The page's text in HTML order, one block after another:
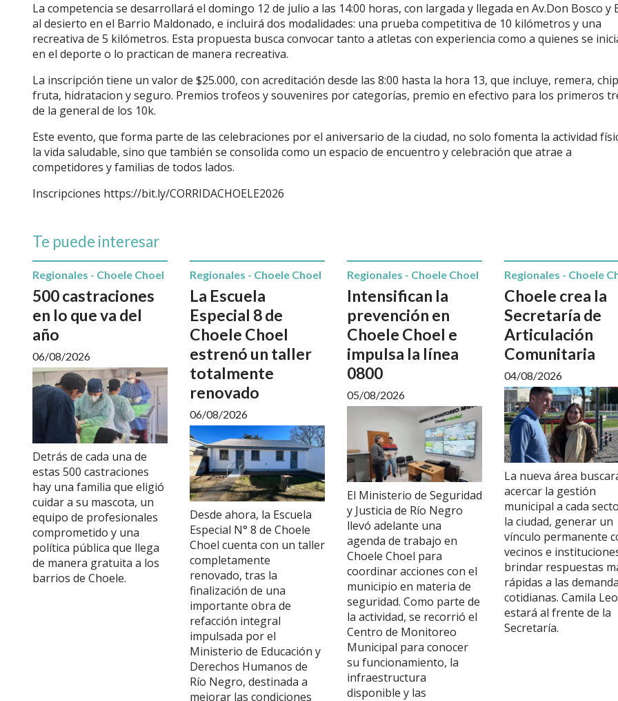
La competencia se desarrollará el domingo 12 de julio a las 14:00 horas, con largada y llegada en Av.Don Bosco y
al desierto en el Barrio Maldonado, e incluirá dos modalidades: una prueba competitiva de 10 kilómetros y una
recreativa de 5 kilómetros. Esta propuesta busca convocar tanto a atletas con experiencia como a quienes se
en el deporte o lo practican de manera recreativa.
La inscripción tiene un valor de $25.000, con acreditación desde las 8:00 hasta la hora 13, que incluye, remera,
fruta, hidratacion y seguro. Premios trofeos y souvenires por categorías, premio en efectivo para los primeros
de la general de los 10k.
Este evento, que forma parte de las celebraciones por el aniversario de la ciudad, no solo fomenta la actividad
la vida saludable, sino que también se consolida como un espacio de encuentro y celebración que atrae a
competidores y familias de todos lados.
Inscripciones https://bit.ly/CORRIDACHOELE2026
Te puede interesar
500 castraciones
en lo que va del
año
Regionales - Choele Choel
06/08/2026
Detrás de cada una de
estas 500 castraciones
hay una familia que eligió
cuidar a su mascota, un
equipo de profesionales
comprometido y una
política pública que llega
de manera gratuita a los
barrios de Choele.
La Escuela
Especial 8 de
Choele Choel
estrenó un taller
totalmente
renovado
Regionales - Choele Choel
06/08/2026
Desde ahora, la Escuela
Especial N° 8 de Choele
Choel cuenta con un taller
completamente
renovado, tras la
finalización de una
importante obra de
refacción integral
impulsada por el
Ministerio de Educación y
Derechos Humanos de
Río Negro, destinada a
mejorar las condiciones
Intensifican la
prevención en
Choele Choel e
impulsa la línea
0800
Regionales - Choele Choel
05/08/2026
El Ministerio de Seguridad
y Justicia de Río Negro
llevó adelante una
agenda de trabajo en
Choele Choel para
coordinar acciones con el
municipio en materia de
seguridad. Como parte de
la actividad, se recorrió el
Centro de Monitoreo
Municipal para conocer
su funcionamiento, la
infraestructura
disponible y las
Choele crea la
Secretaría de
Articulación
Comunitaria
Regionales - Choele
04/08/2026
La nueva área
acercar la gestión
municipal a cada
la ciudad, generar un
vínculo permanente
vecinos e
brindar respuestas
rápidas a las
cotidianas. Camila
estará al frente de la
Secretaría.